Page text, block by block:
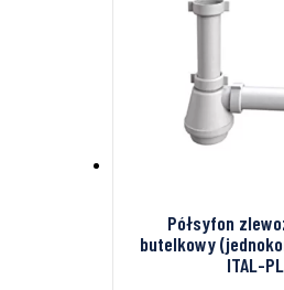
Półsyfon
butelkowy
ITAL-